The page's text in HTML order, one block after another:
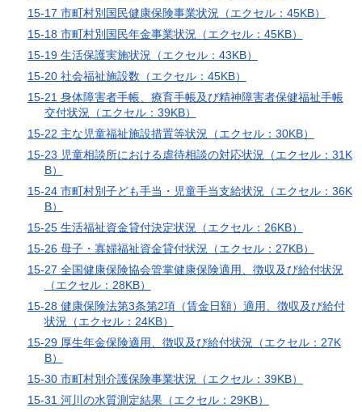
15-17 市町村別国民健康保険事業状況（エクセル：45KB）
15-18 市町村別国民年金事業状況（エクセル：45KB）
15-19 生活保護実施状況（エクセル：43KB）
15-20 社会福祉施設数（エクセル：45KB）
15-21 身体障害者手帳、療育手帳及び精神障害者保健福祉手帳
交付状況（エクセル：39KB）
15-22 主な児童福祉施設措置等状況（エクセル：30KB）
15-23 児童相談所における虐待相談の対応状況（エクセル：31K
B）
15-24 市町村別子ども手当・児童手当支給状況（エクセル：36K
B）
15-25 生活福祉資金貸付決定状況（エクセル：26KB）
15-26 母子・寡婦福祉資金貸付状況（エクセル：27KB）
15-27 全国健康保険協会管掌健康保険適用、徴収及び給付状況
（エクセル：28KB）
15-28 健康保険法第3条第2項（賃金日額）適用、徴収及び給付
状況（エクセル：24KB）
15-29 厚生年金保険適用、徴収及び給付状況（エクセル：27K
B）
15-30 市町村別介護保険事業状況（エクセル：39KB）
15-31 河川の水質測定結果（エクセル：29KB）